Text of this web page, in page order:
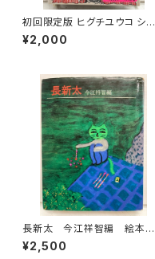
初回限定版 ヒグチユウコ シー
ル・ボックス サイン入り 201
8年 初版 グラフィック社
¥2,000
長新太 今江祥智編 絵本作
家文庫 1977年 すばる書房
文庫
¥2,500